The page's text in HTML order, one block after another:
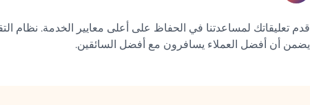
قدم تعليقاتك لمساعدتنا في الحفاظ على أعلى معايير الخدمة. نظام
يضمن أن أفضل العملاء يسافرون مع أفضل السائقين.